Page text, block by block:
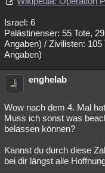
Israel: 6
Palästinenser: 55 Tote,
Angaben) / Zivilisten:
Angaben)
enghelab
Wow nach dem 4. Mal
Muss ich sonst was
belassen können?
Kannst du durch diese
bei dir längst alle